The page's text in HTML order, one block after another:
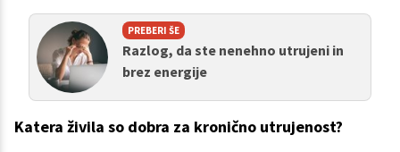
PREBERI ŠE
Razlog, da ste nenehno utrujeni in
brez energije
Katera živila so dobra za kronično utrujenost?